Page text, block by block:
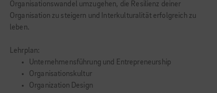
Organisationswandel umzugehen, die Resilienz deiner
Organisation zu steigern und Interkulturalität erfolgreich zu
leben.
Lehrplan:
Unternehmensführung und Entrepreneurship
Organisationskultur
Organization Design